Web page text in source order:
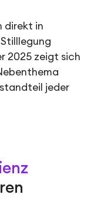
direkt in
2025 zeigt sich
jeder